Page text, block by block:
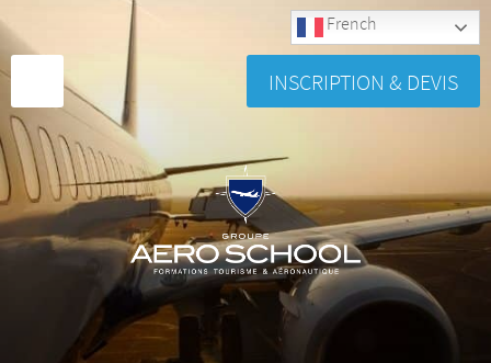
INSCRIPTION & DEVIS
French